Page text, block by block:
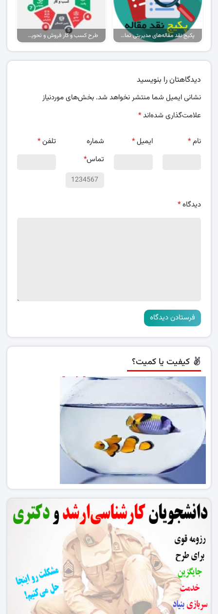
پکیج نقد مقاله‌های مدیریتی تمام گرایش‌ها طرح کسب و کار فروش و تحویل پیتزا در ایران
دیدگاهتان را بنویسید
نشانی ایمیل شما منتشر نخواهد شد. بخش‌های موردنیاز
علامت‌گذاری شده‌اند*
نام* ایمیل*
شماره
تماس*
تلفن*
دیدگاه*
کیفیت یا کمیت؟